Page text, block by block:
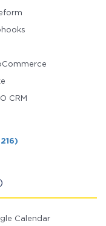
CRM
Calendar